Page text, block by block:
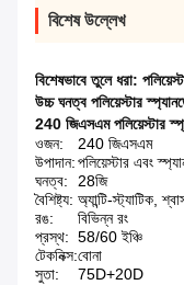
বিশেষ উল্লেখ
বিশেষভাবে তুলে ধরা:
উচ্চ ঘনত্ব পলিয়েস্টার
240 জিএসএম পলিয়েস্টার
ওজন:
240 জিএসএম
উপাদান:পলিয়েস্টার এবং
ঘনত্ব:
28জি
বৈশিষ্ট্য: অ্যান্টি-স্ট্যাটিক,
রঙ:
বিভিন্ন রং
প্রস্থ: 58/60 ইঞ্চি
টেকনিক্স:বোনা
সুতা:
75D+20D